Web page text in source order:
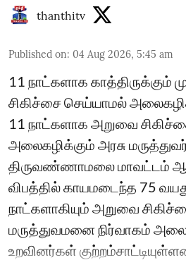
thanthitv
Published on: 04 Aug 2026, 5:45 am
11 நாட்களாக காத்திருக்கும்
சிகிச்சை செய்யாமல்
11 நாட்களாக அறுவை
அலைகழிக்கும் அரசு
திருவண்ணாமலை மாவட்டம்
விபத்தில் காயமடைந்த 75
நாட்களாகியும் அறுவை
மருத்துவமனை நிர்வாகம்
உறவினர்கள்